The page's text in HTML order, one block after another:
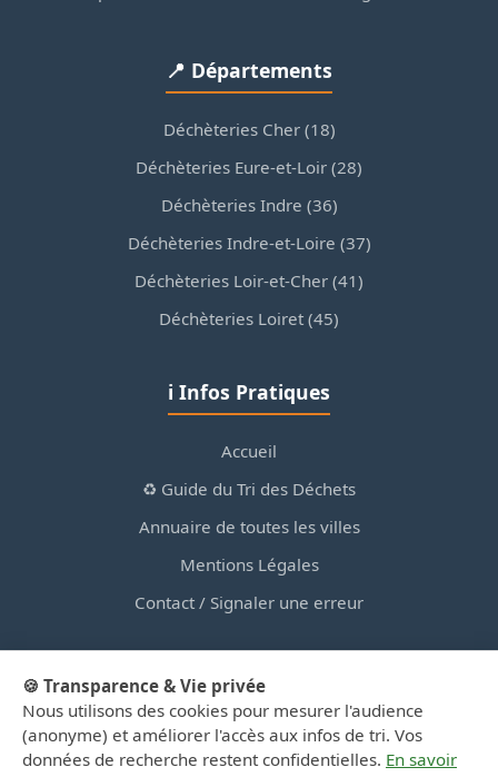
📍 Départements
Déchèteries Cher (18)
Déchèteries Eure-et-Loir (28)
Déchèteries Indre (36)
Déchèteries Indre-et-Loire (37)
Déchèteries Loir-et-Cher (41)
Déchèteries Loiret (45)
ℹ️ Infos Pratiques
Accueil
♻️ Guide du Tri des Déchets
Annuaire de toutes les villes
Mentions Légales
Contact / Signaler une erreur
© 2026 PortailDesDechetsEnRegionCentre.fr — Site
d'information privé, non affilié aux collectivités.
🍪 Transparence & Vie privée
Nous utilisons des cookies pour mesurer l'audience
(anonyme) et améliorer l'accès aux infos de tri. Vos
données de recherche restent confidentielles. En savoir